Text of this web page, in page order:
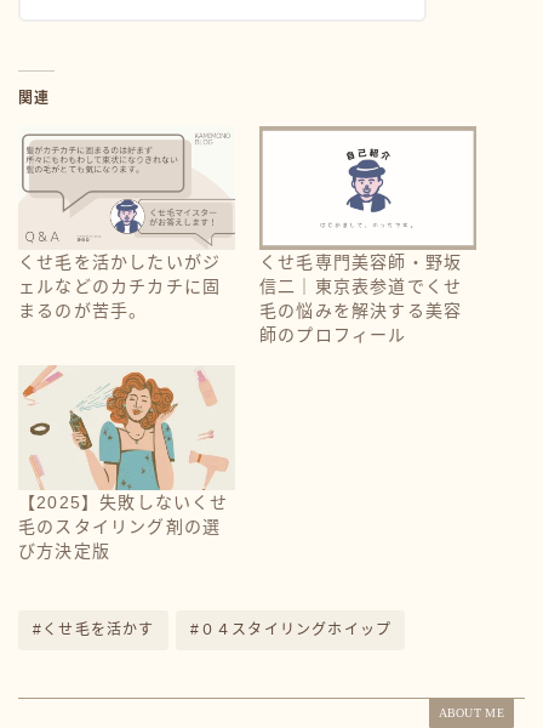
関連
くせ毛を活かしたいがジ
ェルなどのカチカチに固
まるのが苦手。
くせ毛専門美容師・野坂
信二｜東京表参道でくせ
毛の悩みを解決する美容
師のプロフィール
【2025】失敗しないくせ
毛のスタイリング剤の選
び方決定版
#くせ毛を活かす #０４スタイリングホイップ
ABOUT ME